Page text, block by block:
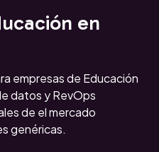
en
empresas de Educación
datos y RevOps
de el mercado
genéricas.